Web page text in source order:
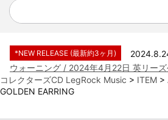
ジャーニー / 1979年5月8+9日 コロラド
*NEW RELEASE (最新約3ヶ月)
2024.11.9
*NEW RELEASE (最新約3ヶ月)
ウォーニング / 2024年4月22日 英リー
IEM+Aud！
*NEW RELEASE (最新約3ヶ月)
コレクターズCD LegRock Music > ITEM >
GOLDEN EARRING